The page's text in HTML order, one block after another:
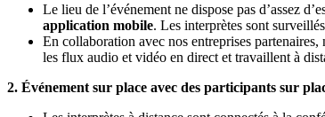
Le lieu de l’événement ne dispose pas d’assez
application mobile. Les interprètes sont
En collaboration avec nos entreprises
les flux audio et vidéo en direct et travaillent à
2. Événement sur place avec des participants sur